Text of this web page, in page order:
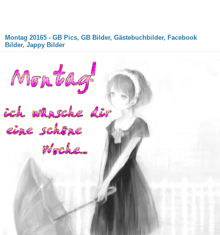
Montag 20165 - GB Pics, GB Bilder, Gästebuchbilder, Facebook
Bilder, Jappy Bilder